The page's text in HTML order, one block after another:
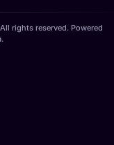
rights reserved. Powered
.